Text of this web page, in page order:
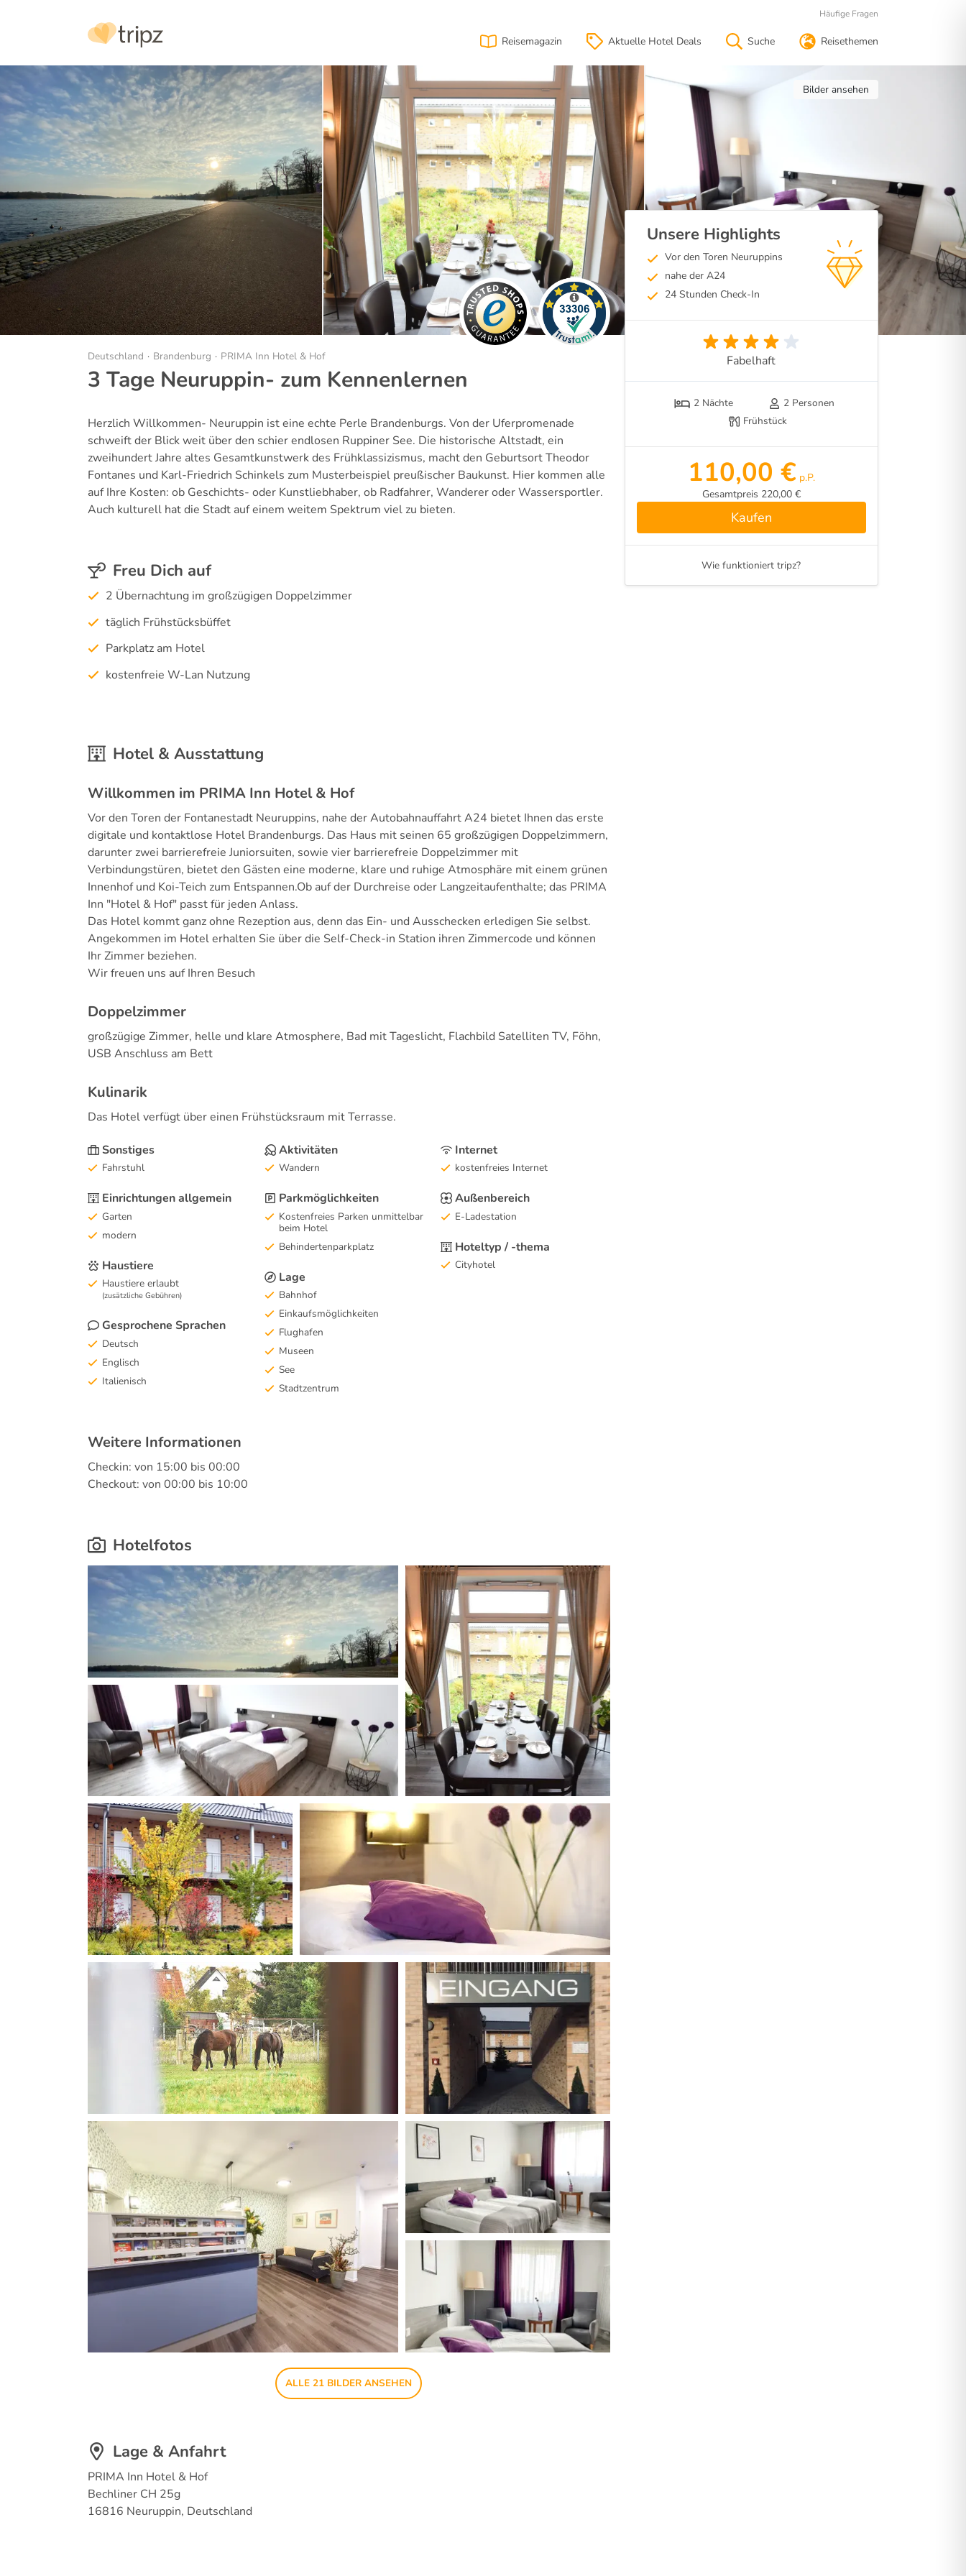
Reisemagazin Aktuelle Hotel Deals Suche Reisethemen
Häufige Fragen
Bilder ansehen
Hotel & Ausstattung Bilder Lage & Anfahrt
Deutschland Brandenburg PRIMA Inn Hotel & Hof
3 Tage Neuruppin- zum Kennenlernen
Herzlich Willkommen- Neuruppin ist eine echte Perle Brandenburgs. Von der Uferpromenade
schweift der Blick weit über den schier endlosen Ruppiner See. Die historische Altstadt, ein
zweihundert Jahre altes Gesamtkunstwerk des Frühklassizismus, macht den Geburtsort Theodor
Fontanes und Karl-Friedrich Schinkels zum Musterbeispiel preußischer Baukunst. Hier kommen alle
auf Ihre Kosten: ob Geschichts- oder Kunstliebhaber, ob Radfahrer, Wanderer oder Wassersportler.
Auch kulturell hat die Stadt auf einem weitem Spektrum viel zu bieten.
Freu Dich auf
2 Übernachtung im großzügigen Doppelzimmer
täglich Frühstücksbüffet
Parkplatz am Hotel
kostenfreie W-Lan Nutzung
Hotel & Ausstattung
Willkommen im PRIMA Inn Hotel & Hof
Vor den Toren der Fontanestadt Neuruppins, nahe der Autobahnauffahrt A24 bietet Ihnen das erste
digitale und kontaktlose Hotel Brandenburgs. Das Haus mit seinen 65 großzügigen Doppelzimmern,
darunter zwei barrierefreie Juniorsuiten, sowie vier barrierefreie Doppelzimmer mit
Verbindungstüren, bietet den Gästen eine moderne, klare und ruhige Atmosphäre mit einem grünen
Innenhof und Koi-Teich zum Entspannen.Ob auf der Durchreise oder Langzeitaufenthalte; das PRIMA
Inn "Hotel & Hof" passt für jeden Anlass.
Das Hotel kommt ganz ohne Rezeption aus, denn das Ein- und Ausschecken erledigen Sie selbst.
Angekommen im Hotel erhalten Sie über die Self-Check-in Station ihren Zimmercode und können
Ihr Zimmer beziehen.
Wir freuen uns auf Ihren Besuch
Doppelzimmer
großzügige Zimmer, helle und klare Atmosphere, Bad mit Tageslicht, Flachbild Satelliten TV, Föhn,
USB Anschluss am Bett
Kulinarik
Das Hotel verfügt über einen Frühstücksraum mit Terrasse.
Sonstiges
Fahrstuhl
Einrichtungen allgemein
Garten
modern
Haustiere
Haustiere erlaubt
(zusätzliche Gebühren)
Gesprochene Sprachen
Deutsch
Englisch
Italienisch
Aktivitäten
Wandern
Parkmöglichkeiten
Kostenfreies Parken unmittelbar
beim Hotel
Behindertenparkplatz
Lage
Bahnhof
Einkaufsmöglichkeiten
Flughafen
Museen
See
Stadtzentrum
Internet
kostenfreies Internet
Außenbereich
E-Ladestation
Hoteltyp / -thema
Cityhotel
Weitere Informationen
Checkin: von 15:00 bis 00:00
Checkout: von 00:00 bis 10:00
Hotelfotos
ALLE 21 BILDER ANSEHEN
Lage & Anfahrt
PRIMA Inn Hotel & Hof
Bechliner CH 25g
16816 Neuruppin, Deutschland
Unsere Highlights
Vor den Toren Neuruppins
nahe der A24
24 Stunden Check-In
Fabelhaft
2 Nächte
2 Personen
Frühstück
110,00 € p.P.
Gesamtpreis 220,00 €
Kaufen
Wie funktioniert tripz?